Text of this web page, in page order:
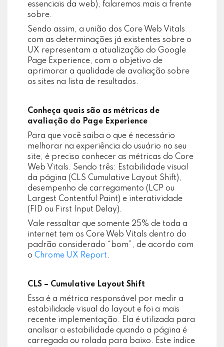
essenciais da web), falaremos mais a frente
sobre.
Sendo assim, a união dos Core Web Vitals
com as determinações já existentes sobre o
UX representam a atualização do Google
Page Experience, com o objetivo de
aprimorar a qualidade de avaliação sobre
os sites na lista de resultados.
Conheça quais são as métricas de
avaliação do Page Experience
Para que você saiba o que é necessário
melhorar na experiência do usuário no seu
site, é preciso conhecer as métricas do Core
Web Vitals. Sendo três: Estabilidade visual
da página (CLS Cumulative Layout Shift),
desempenho de carregamento (LCP ou
Largest Contentful Paint) e interatividade
(FID ou First Input Delay).
Vale ressaltar que somente 25% de toda a
internet tem os Core Web Vitals dentro do
padrão considerado “bom”, de acordo com
o Chrome UX Report.
CLS – Cumulative Layout Shift
Essa é a métrica responsável por medir a
estabilidade visual do layout e foi a mais
recente implementação. Ela é utilizada para
analisar a estabilidade quando a página é
carregada ou rolada para baixo. Este índice